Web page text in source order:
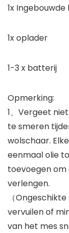
1x
1x oplader
1-3 x batterij
Opmerking:
1、Vergeet
te smeren
wolschaar.
eenmaal olie
toevoegen om
verlengen.
（
vervuilen of
van het mes